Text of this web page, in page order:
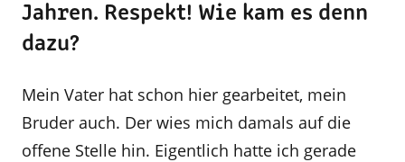
Jahren. Respekt! Wie kam es denn
dazu?
Mein Vater hat schon hier gearbeitet, mein
Bruder auch. Der wies mich damals auf die
offene Stelle hin. Eigentlich hatte ich gerade